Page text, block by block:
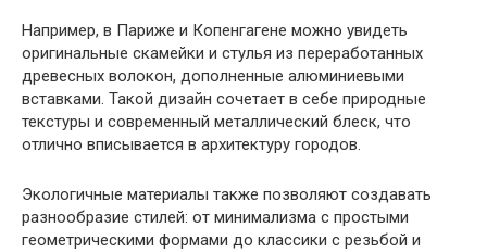
Например, в Париже и Копенгагене можно увидеть
оригинальные скамейки и стулья из переработанных
древесных волокон, дополненные алюминиевыми
вставками. Такой дизайн сочетает в себе природные
текстуры и современный металлический блеск, что
отлично вписывается в архитектуру городов.
Экологичные материалы также позволяют создавать
разнообразие стилей: от минимализма с простыми
геометрическими формами до классики с резьбой и